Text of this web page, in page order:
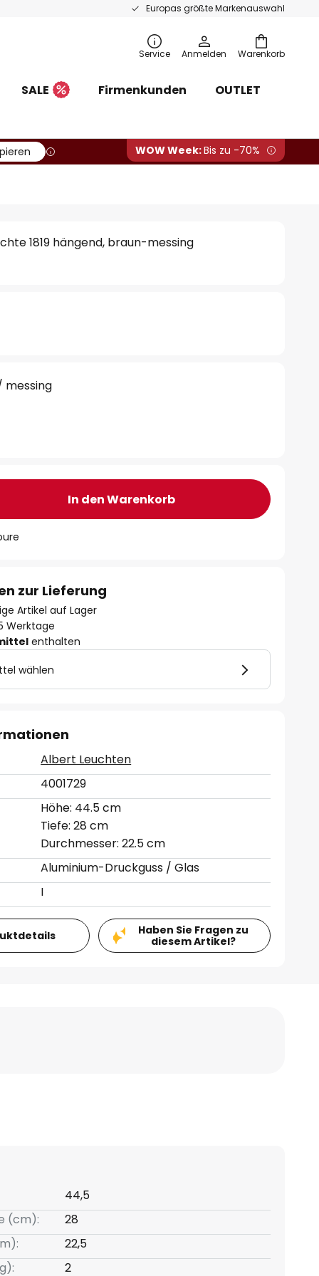
Europas größte Markenauswahl
Warenkorb
Service Anmelden
SALE Firmenkunden OUTLET
WOW Week:Bis zu -70%
1819 hängend, braun-messing
messing
In den Warenkorb
zur Lieferung
Artikel auf Lager
Werktage
enthalten
wählen
Albert Leuchten
4001729
Höhe: 44.5 cm
Tiefe: 28 cm
Durchmesser: 22.5 cm
Aluminium-Druckguss / Glas
I
Haben Sie Fragen zu
diesem Artikel?
44,5
(cm):
28
22,5
2